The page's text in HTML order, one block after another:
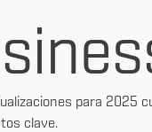
para 2025
clave.